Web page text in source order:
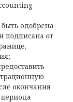
одобрена
подписана от
окончания